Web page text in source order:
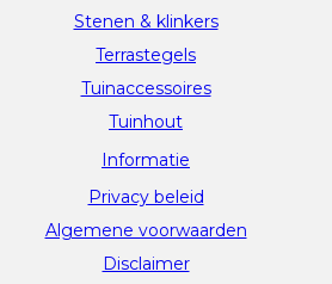
Stenen & klinkers
Terrastegels
Tuinaccessoires
Tuinhout
Informatie
Privacy beleid
Algemene voorwaarden
Disclaimer